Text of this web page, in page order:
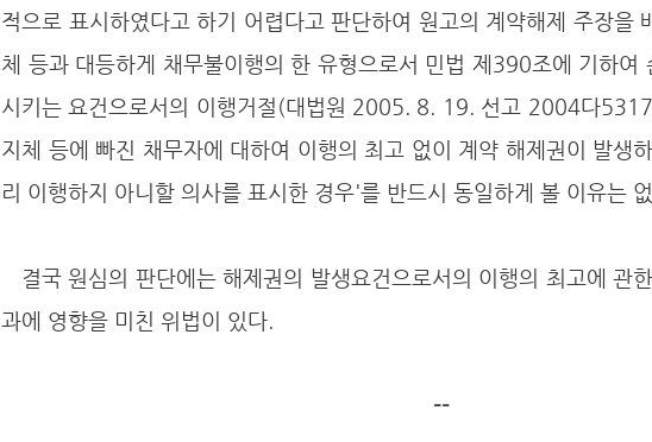
적으로 표시하였다고 하기 어렵다고 판단하여 원고의 계약해제 주장을
체 등과 대등하게 채무불이행의 한 유형으로서 민법 제390조에 기하여
시키는 요건으로서의 이행거절(대법원 2005. 8. 19. 선고 2004다
지체 등에 빠진 채무자에 대하여 이행의 최고 없이 계약 해제권이 발생
리 이행하지 아니할 의사를 표시한 경우'를 반드시 동일하게 볼 이유는
과에 영향을 미친 위법이 있다.
--